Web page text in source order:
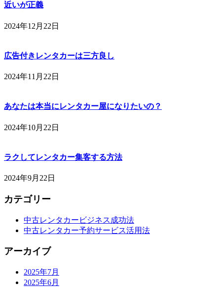
近いが正義
2024年12月22日
広告付きレンタカーは三方良し
2024年11月22日
あなたは本当にレンタカー屋になりたいの？
2024年10月22日
ラクしてレンタカー集客する方法
2024年9月22日
カテゴリー
中古レンタカービジネス成功法
中古レンタカー予約サービス活用法
アーカイブ
2025年7月
2025年6月